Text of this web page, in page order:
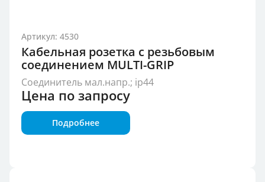
Артикул: 4530
Кабельная розетка с резьбовым
соединением MULTI-GRIP
Соединитель мал.напр.; ip44
Цена по запросу
Подробнее